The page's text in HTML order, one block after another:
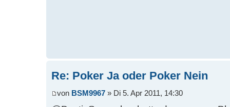
Re: Poker Ja oder Poker Nein
von BSM9967 » Di 5. Apr 2011, 14:30